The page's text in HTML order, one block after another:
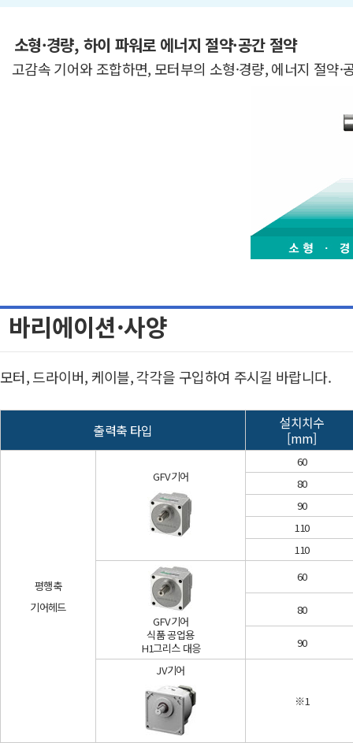
소형·경량, 하이 파워로 에너지 절약·공간 절약
고감속 기어와 조합하면, 모터부의 소형·경량, 에너지 절약
바리에이션·사양
모터, 드라이버, 케이블, 각각을 구입하여 주시길 바랍니다.
출력축 타입
설치치수
[mm]
평행축
기어헤드
GFV기어
60
80
90
110
110
GFV기어
식품 공업용
H1그리스 대응
60
80
90
JV기어
※1